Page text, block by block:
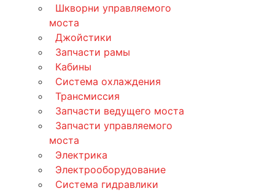
Шкворни управляемого
моста
Джойстики
Запчасти рамы
Кабины
Система охлаждения
Трансмиссия
Запчасти ведущего моста
Запчасти управляемого
моста
Электрика
Электрооборудование
Система гидравлики